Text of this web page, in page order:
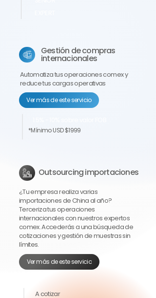
Gestión de compras
internacionales
Automatiza tus operaciones comex y
reduce tus cargas operativas
Ver más de este servicio
*Mínimo USD $1999
Outsourcing importaciones
¿Tu empresa realiza varias
importaciones de China al año?
Terceriza tus operaciones
internacionales con nuestros expertos
comex. Accederás a una búsqueda de
cotizaciones y gestión de muestras sin
límites.
Ver más de este servicio
A cotizar